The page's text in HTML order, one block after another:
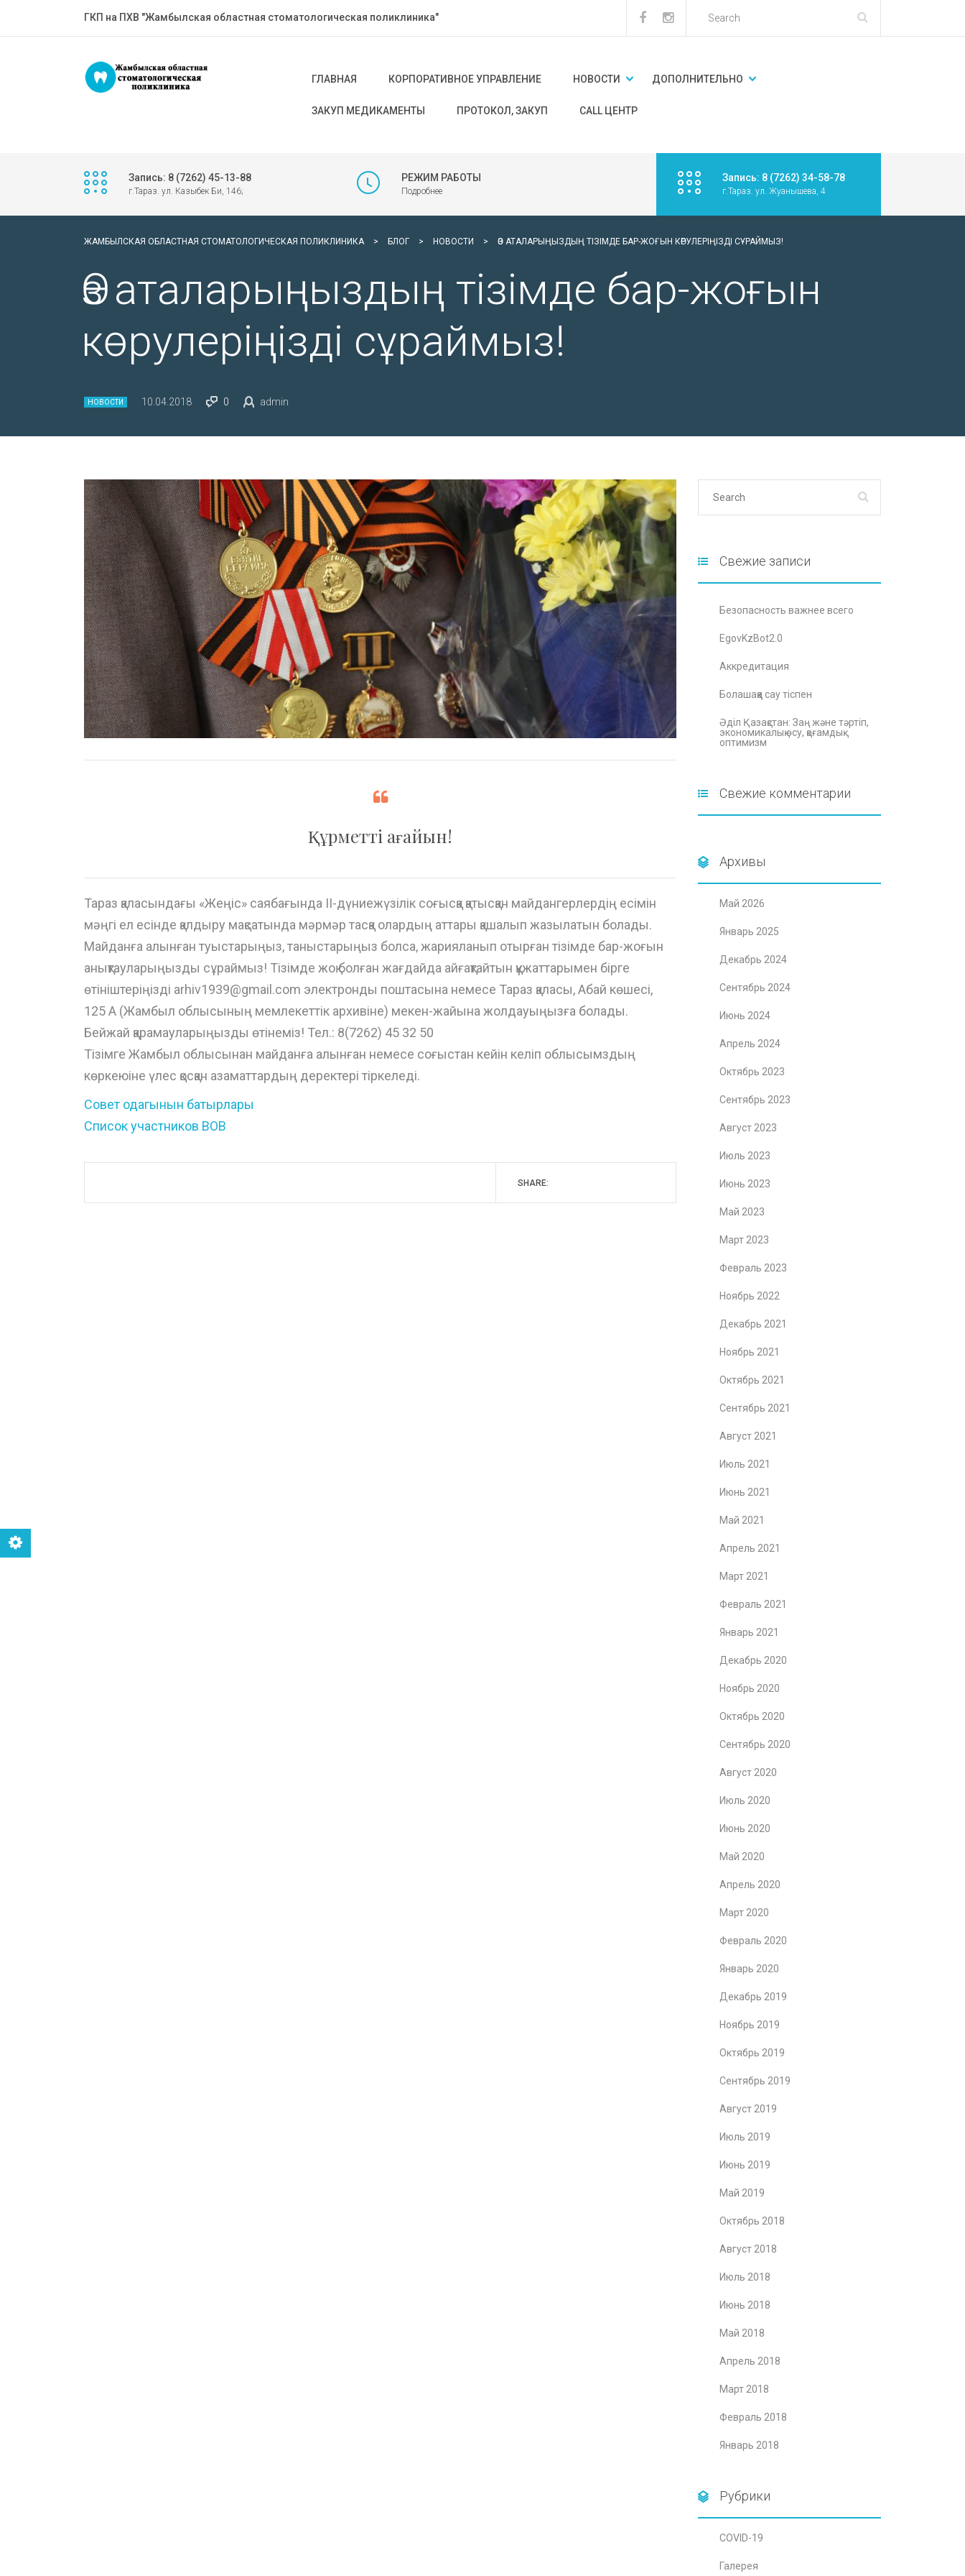
ГКП на ПХВ "Жамбылская областная стоматологическая поликлиника"
ГЛАВНАЯ КОРПОРАТИВНОЕ УПРАВЛЕНИЕ НОВОСТИ ДОПОЛНИТЕЛЬНО
ЗАКУП МЕДИКАМЕНТЫ ПРОТОКОЛ, ЗАКУП CALL ЦЕНТР
Запись: 8 (7262) 45-13-88
г.Тараз. ул. Казыбек Би, 146;
РЕЖИМ РАБОТЫ
Подробнее
Запись: 8 (7262) 34-58-78
г.Тараз. ул. Жуанышева, 4
ЖАМБЫЛСКАЯ ОБЛАСТНАЯ СТОМАТОЛОГИЧЕСКАЯ ПОЛИКЛИНИКА > БЛОГ > НОВОСТИ > ӨЗ АТАЛАРЫҢЫЗДЫҢ ТІЗІМДЕ БАР-ЖОҒЫН КӨРУЛЕРІҢІЗДІ СҰРАЙМЫЗ!
Өз аталарыңыздың тізімде бар-жоғын
көрулеріңізді сұраймыз!
НОВОСТИ 10.04.2018 0 admin
Құрметті ағайын!
Тараз қаласындағы «Жеңіс» саябағында ІІ-дүниежүзілік соғысқа қатысқан майдангерлердің есімін
мәңгі ел есінде қалдыру мақсатында мәрмәр тасқа олардың аттары қашалып жазылатын болады.
Майданға алынған туыстарыңыз, таныстарыңыз болса, жарияланып отырған тізімде бар-жоғын
анықтауларыңызды сұраймыз! Тізімде жоқ болған жағдайда айғақтайтын құжаттарымен бірге
өтініштеріңізді arhiv1939@gmail.com электронды поштасына немесе Тараз қаласы, Абай көшесі,
125 А (Жамбыл облысының мемлекеттік архивіне) мекен-жайына жолдауыңызға болады.
Бейжай қарамауларыңызды өтінеміз! Тел.: 8(7262) 45 32 50
Тізімге Жамбыл облысынан майданға алынған немесе соғыстан кейін келіп облысымздың
көркеюіне үлес қосқан азаматтардың деректері тіркеледі.
Совет одагынын батырлары
Cписок участников ВОВ
SHARE:
Свежие записи
Безопасность важнее всего
EgovKzBot2.0
Аккредитация
Болашаққа сау тіспен
Әділ Қазақстан: Заң және тәртіп,
экономикалық өсу, қоғамдық
оптимизм
Свежие комментарии
Архивы
Май 2026
Январь 2025
Декабрь 2024
Сентябрь 2024
Июнь 2024
Апрель 2024
Октябрь 2023
Сентябрь 2023
Август 2023
Июль 2023
Июнь 2023
Май 2023
Март 2023
Февраль 2023
Ноябрь 2022
Декабрь 2021
Ноябрь 2021
Октябрь 2021
Сентябрь 2021
Август 2021
Июль 2021
Июнь 2021
Май 2021
Апрель 2021
Март 2021
Февраль 2021
Январь 2021
Декабрь 2020
Ноябрь 2020
Октябрь 2020
Сентябрь 2020
Август 2020
Июль 2020
Июнь 2020
Май 2020
Апрель 2020
Март 2020
Февраль 2020
Январь 2020
Декабрь 2019
Ноябрь 2019
Октябрь 2019
Сентябрь 2019
Август 2019
Июль 2019
Июнь 2019
Май 2019
Октябрь 2018
Август 2018
Июль 2018
Июнь 2018
Май 2018
Апрель 2018
Март 2018
Февраль 2018
Январь 2018
Рубрики
COVID-19
Галерея